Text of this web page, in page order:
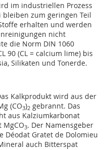
im industriellen Prozess
zum geringen Teil
erhalten und werden
nicht
die Norm DIN 1060
90 (CL = calcium lime) bis
Silikaten und Tonerde.
Kalkprodukt wird aus der
(CO3)2 gebrannt. Das
aus Kalziumkarbonat
3. Der Namensgeber
Déodat Gratet de Dolomieu
auch Bitterspat